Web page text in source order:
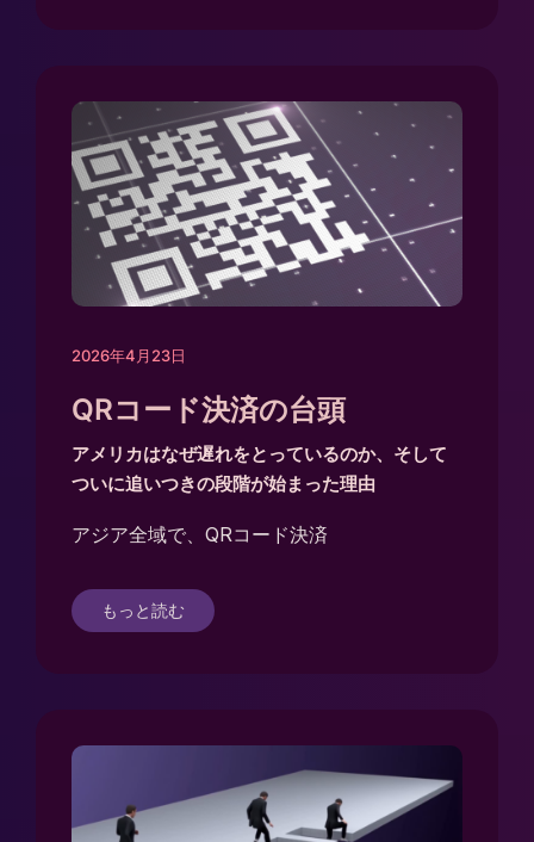
2026年4月23日
QRコード決済の台頭
アメリカはなぜ遅れをとっているのか、そして
ついに追いつきの段階が始まった理由
アジア全域で、QRコード決済
もっと読む